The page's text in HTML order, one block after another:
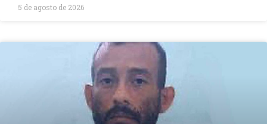
5 de agosto de 2026